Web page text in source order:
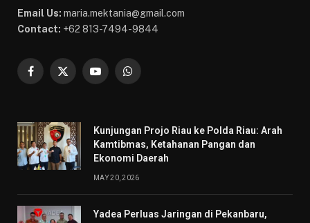
Email Us: maria.mektania@gmail.com
Contact: +62 813-7494-9844
Facebook
X
YouTubeWhatsApp
Kunjungan Projo Riau ke Polda Riau: Arah
Kamtibmas, Ketahanan Pangan dan
Ekonomi Daerah
MAY 20, 2026
Yadea Perluas Jaringan di Pekanbaru,